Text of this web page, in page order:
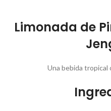
Limonada de
Una bebida